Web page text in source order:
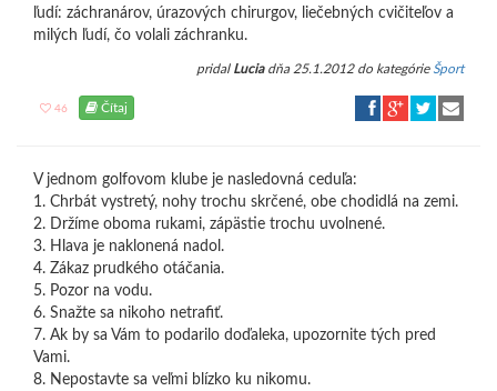
ľudí: záchranárov, úrazových chirurgov, liečebných cvičiteľov a
milých ľudí, čo volali záchranku.
pridal Luciadňa 25.1.2012 do kategórie Šport
46 Čítaj
V jednom golfovom klube je nasledovná ceduľa:
1. Chrbát vystretý, nohy trochu skrčené, obe chodidlá na zemi.
2. Držíme oboma rukami, zápästie trochu uvolnené.
3. Hlava je naklonená nadol.
4. Zákaz prudkého otáčania.
5. Pozor na vodu.
6. Snažte sa nikoho netrafiť.
7. Ak by sa Vám to podarilo doďaleka, upozornite tých pred
Vami.
8. Nepostavte sa veľmi blízko ku nikomu.